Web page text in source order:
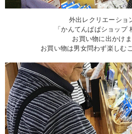
外出レクリエーショ
「かんてんぱぱショップ
お買い物に出かけま
お買い物は男女問わず楽しむ